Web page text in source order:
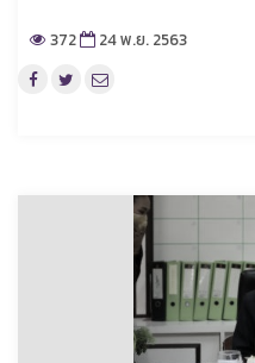
372 24 พ.ย. 2563